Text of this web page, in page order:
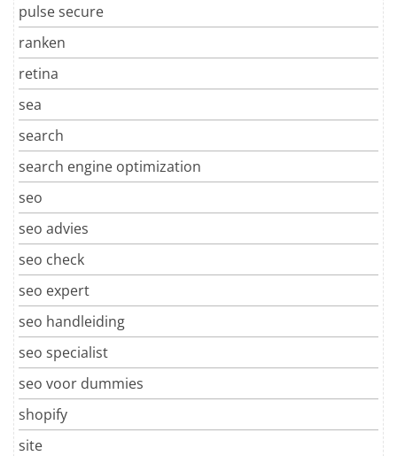
pulse secure
ranken
retina
sea
search
search engine optimization
seo
seo advies
seo check
seo expert
seo handleiding
seo specialist
seo voor dummies
shopify
site